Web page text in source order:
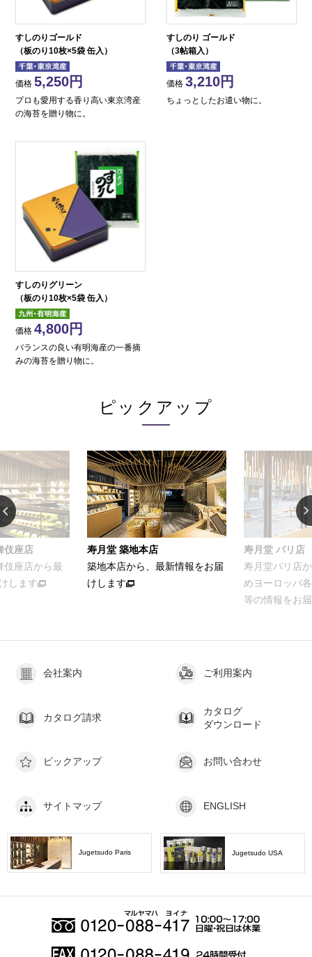
すしのりゴールド
（板のり10枚×5袋 缶入）
価格 5,250
プロも愛用する香り高い東京湾産
の海苔を贈り物に。
すしのり ゴールド
（3帖箱入）
価格 3,210
ちょっとしたお遣い物に。
すしのりグリーン
（板のり10枚×5袋 缶入）
価格 4,800
バランスの良い有明海産の一番摘
みの海苔を贈り物に。
ピックアップ
伎座店
伎座店から最
します
寿月堂 築地本店
築地本店から、最新情報をお届
けします
寿月堂 パリ店
寿月堂パリ店
めヨーロッパ
等の情報をお
会社案内 ご利用案内
カタログ請求
カタログ
ダウンロード
ピックアップ お問い合わせ
サイトマップ ENGLISH
Jugetsudo Paris Jugetsudo USA